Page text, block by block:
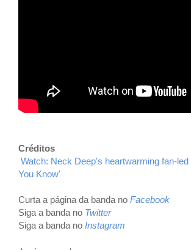
Créditos
Watch: Neck Deep's heartwarming fan-
You Know'
Curta a página da banda no Facebook
Siga a banda no Twitter
Siga a banda no Instagram